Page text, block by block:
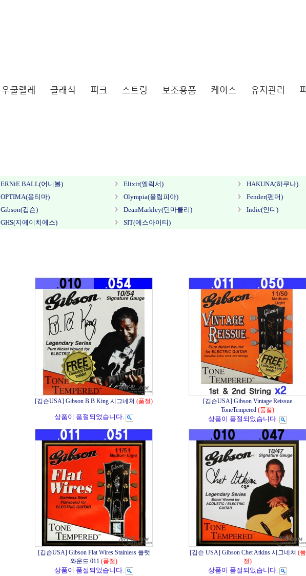
ERNiE BALL(어니볼) Elixir(엘릭서) HAKUNA(하쿠나)
OPTIMA(옵티마) Olympia(올림피아) Fender(펜더)
Gibson(깁슨) DeanMarkley(딘마클리) Indie(인디)
GHS(지에이치에스) SIT(에스아이티)
[깁슨USA] Gibson B.B King 시그네쳐 (품절)
상품이 품절되었습니다.
[깁슨USA] Gibson Vintage Reissue
ToneTempered (품절)
상품이 품절되었습니다.
[깁슨USA] Gibson Flat Wires Stainless 플랫
와운드 011 (품절)
상품이 품절되었습니다.
[깁슨 USA] Gibson Chet Atkins 시그네쳐 (품
절)
상품이 품절되었습니다.